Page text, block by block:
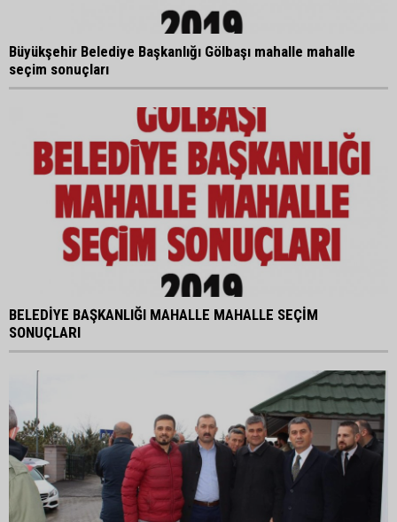
Büyükşehir Belediye Başkanlığı Gölbaşı mahalle mahalle
seçim sonuçları
BELEDİYE BAŞKANLIĞI MAHALLE MAHALLE SEÇİM
SONUÇLARI